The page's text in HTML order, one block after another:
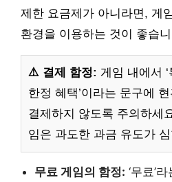
제한 요금제가 아니라면, 게
환경을 이용하는 것이 좋습
⚠️ 결제 함정: 게임 내에서 ‘
한정 혜택’이라는 문구에
결제하지 않도록 주의하세
임은 과도한 과금 유도가
무료 게임의 함정: ‘무료’